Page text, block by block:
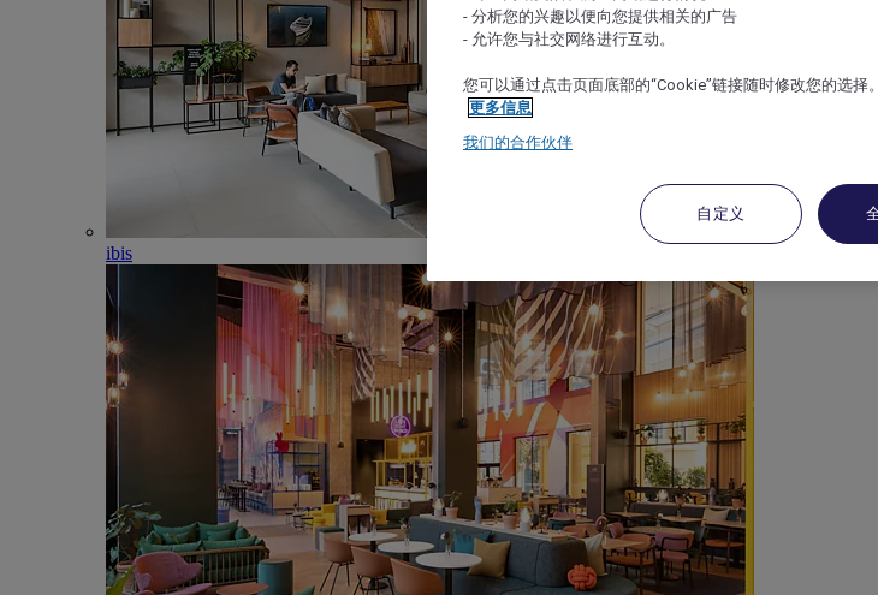
ibis
- 分析您的兴趣以便向您提供相关的广告
- 允许您与社交网络进行互动。
您可以通过点击页面底部的“Cookie”链接随时修改您的选择。
更多信息
我们的合作伙伴
自定义